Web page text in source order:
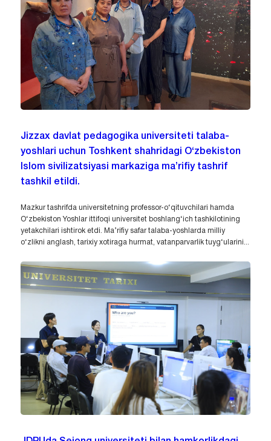
Jizzax davlat pedagogika universiteti talaba-
yoshlari uchun Toshkent shahridagi O‘zbekiston
Islom sivilizatsiyasi markaziga ma’rifiy tashrif
tashkil etildi.
Mazkur tashrifda universitetning professor-o‘qituvchilari hamda
O‘zbekiston Yoshlar ittifoqi universitet boshlang‘ich tashkilotining
yetakchilari ishtirok etdi. Ma’rifiy safar talaba-yoshlarda milliy
o‘zlikni anglash, tarixiy xotiraga hurmat, vatanparvarlik tuyg‘ularini...